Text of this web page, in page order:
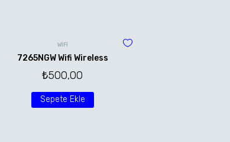
WİFİ
7265NGW Wifi Wireless
₺500,00
Sepete Ekle